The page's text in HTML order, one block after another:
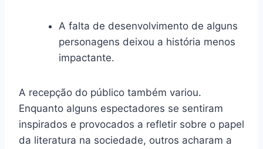
A falta de desenvolvimento de alguns
personagens deixou a história menos
impactante.
A recepção do público também variou.
Enquanto alguns espectadores se sentiram
inspirados e provocados a refletir sobre o papel
da literatura na sociedade, outros acharam a